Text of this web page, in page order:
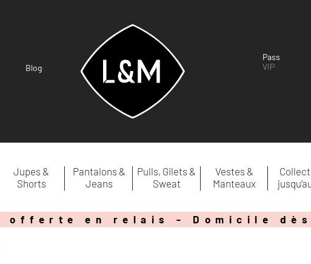
Blog
Pass
VIP
Jupes &
Shorts
Pantalons &
Jeans
Pulls, Gilets &
Sweat
Vestes &
Manteaux
offerte en relais - Domicile dès